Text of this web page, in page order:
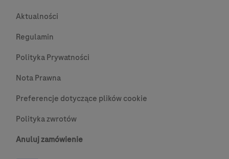
Aktualności
Regulamin
Polityka Prywatności
Nota Prawna
Preferencje dotyczące plików cookie
Polityka zwrotów
Anuluj zamówienie